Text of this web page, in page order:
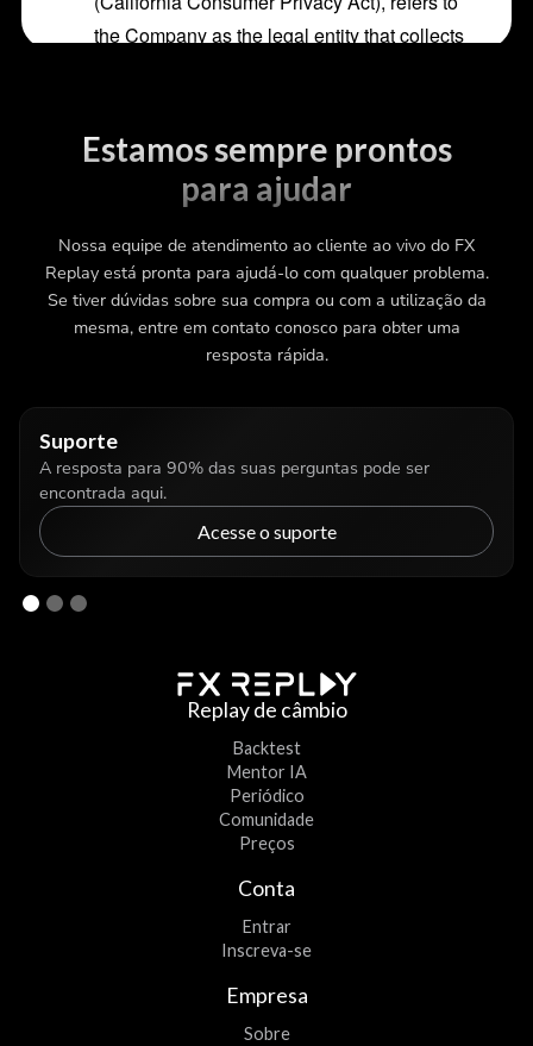
Estamos sempre prontos
para ajudar
Nossa equipe de atendimento ao cliente ao vivo do FX
Replay está pronta para ajudá-lo com qualquer problema.
Se tiver dúvidas sobre sua compra ou com a utilização da
mesma, entre em contato conosco para obter uma
resposta rápida.
Suporte
A resposta para 90% das suas perguntas pode ser
encontrada aqui.
Acesse o suporte
Replay de câmbio
Backtest
Mentor IA
Periódico
Comunidade
Preços
Conta
Entrar
Inscreva-se
Empresa
Sobre